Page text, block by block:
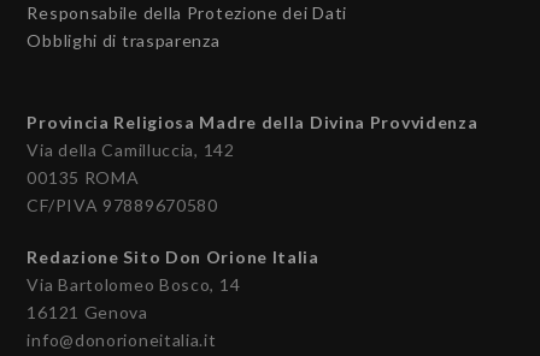
Responsabile della Protezione dei Dati
Obblighi di trasparenza
Provincia Religiosa Madre della Divina Provvidenza
Via della Camilluccia, 142
00135 ROMA
CF/PIVA 97889670580
Redazione Sito Don Orione Italia
Via Bartolomeo Bosco, 14
16121 Genova
info@donorioneitalia.it